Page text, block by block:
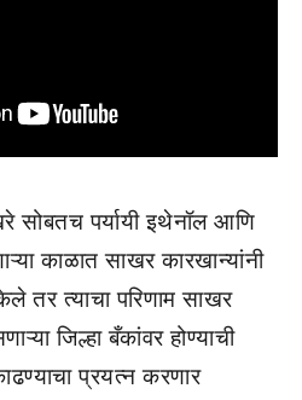
सोबतच पर्यायी इथेनॉल आणि
काळात साखर कारखान्यांनी
तर त्याचा परिणाम साखर
जिल्हा बँकांवर होण्याची
प्रयत्न करणार